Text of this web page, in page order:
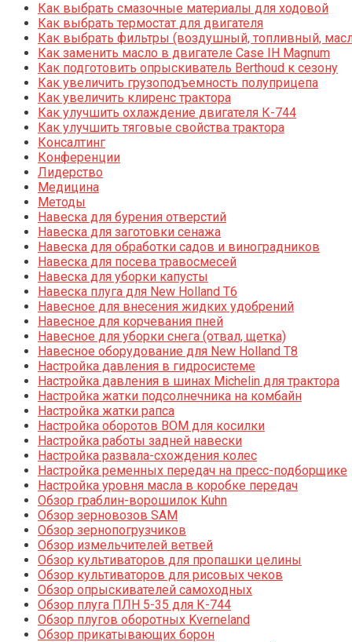
Как выбрать смазочные материалы для ходовой
Как выбрать термостат для двигателя
Как выбрать фильтры (воздушный, топливный,
Как заменить масло в двигателе Case IH Magnum
Как подготовить опрыскиватель Berthoud к сезону
Как увеличить грузоподъемность полуприцепа
Как увеличить клиренс трактора
Как улучшить охлаждение двигателя К-744
Как улучшить тяговые свойства трактора
Консалтинг
Конференции
Лидерство
Медицина
Методы
Навеска для бурения отверстий
Навеска для заготовки сенажа
Навеска для обработки садов и виноградников
Навеска для посева травосмесей
Навеска для уборки капусты
Навеска плуга для New Holland T6
Навесное для внесения жидких удобрений
Навесное для корчевания пней
Навесное для уборки снега (отвал, щетка)
Навесное оборудование для New Holland T8
Настройка давления в гидросистеме
Настройка давления в шинах Michelin для трактора
Настройка жатки подсолнечника на комбайн
Настройка жатки рапса
Настройка оборотов ВОМ для косилки
Настройка работы задней навески
Настройка развала-схождения колес
Настройка ременных передач на пресс-подборщике
Настройка уровня масла в коробке передач
Обзор граблин-ворошилок Kuhn
Обзор зерновозов SAM
Обзор зернопогрузчиков
Обзор измельчителей ветвей
Обзор культиваторов для пропашки целины
Обзор культиваторов для рисовых чеков
Обзор опрыскивателей самоходных
Обзор плуга ПЛН 5-35 для К-744
Обзор плугов оборотных Kverneland
Обзор прикатывающих борон